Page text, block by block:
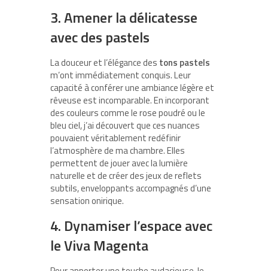
3. Amener la délicatesse
avec des pastels
La douceur et l’élégance des tons pastels
m’ont immédiatement conquis. Leur
capacité à conférer une ambiance légère et
rêveuse est incomparable. En incorporant
des couleurs comme le rose poudré ou le
bleu ciel, j’ai découvert que ces nuances
pouvaient véritablement redéfinir
l’atmosphère de ma chambre. Elles
permettent de jouer avec la lumière
naturelle et de créer des jeux de reflets
subtils, enveloppants accompagnés d’une
sensation onirique.
4. Dynamiser l’espace avec
le Viva Magenta